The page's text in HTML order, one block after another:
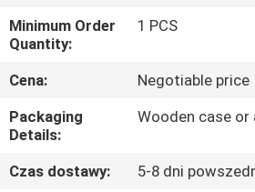
WYCIECZKA
PO
FABRYCE
KONTROLA
JAKOŚCI
Minimum Order
Quantity:
1 PCS
Cena:
Negotiable price
Packaging
Details:
Wooden case or
Czas dostawy:
5-8 dni